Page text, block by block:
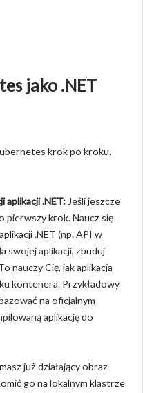
jako .NET
krok po kroku.
aplikacji .NET:Jeśli jeszcze
pierwszy krok. Naucz się
.NET (np. API w
swojej aplikacji, zbuduj
nauczy Cię, jak aplikacja
kontenera. Przykładowy
na oficjalnym
aplikację do
już działający obraz
go na lokalnym klastrze